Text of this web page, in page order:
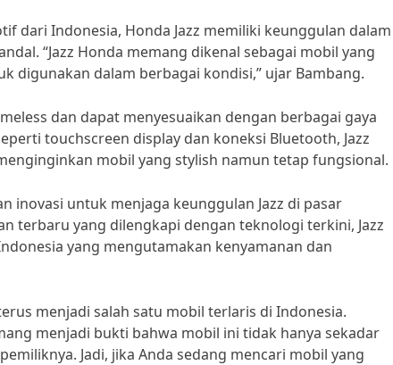
dari Indonesia, Honda Jazz memiliki keunggulan dalam
“Jazz Honda memang dikenal sebagai mobil yang
digunakan dalam berbagai kondisi,” ujar Bambang.
dan dapat menyesuaikan dengan berbagai gaya
touchscreen display dan koneksi Bluetooth, Jazz
mobil yang stylish namun tetap fungsional.
inovasi untuk menjaga keunggulan Jazz di pasar
terbaru yang dilengkapi dengan teknologi terkini, Jazz
yang mengutamakan kenyamanan dan
menjadi salah satu mobil terlaris di Indonesia.
menjadi bukti bahwa mobil ini tidak hanya sekadar
Jadi, jika Anda sedang mencari mobil yang